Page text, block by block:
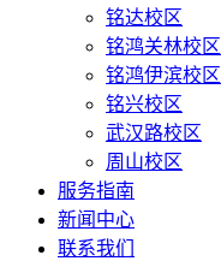
铭达校区
铭鸿关林校区
铭鸿伊滨校区
铭兴校区
武汉路校区
周山校区
服务指南
新闻中心
联系我们